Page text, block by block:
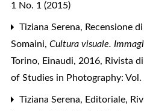
1 No. 1 (2015)
Tiziana Serena, Recensione
Somaini, Cultura visuale.
Torino, Einaudi, 2016, Rivista
of Studies in Photography: Vol.
Tiziana Serena, Editoriale,